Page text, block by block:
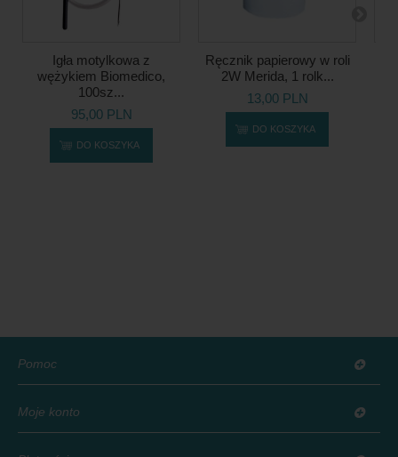
Igła motylkowa z
wężykiem Biomedico,
100sz...
95,00 PLN
DO KOSZYKA
Ręcznik papierowy w roli
2W Merida, 1 rolk...
13,00 PLN
DO KOSZYKA
Pomoc
Moje konto